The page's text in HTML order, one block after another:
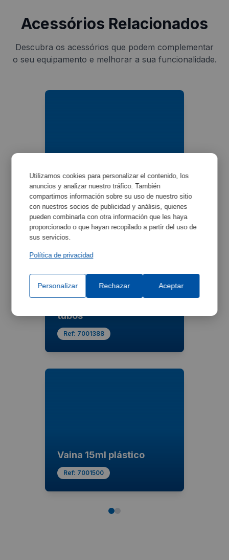
Acessórios Relacionados
Descubra os acessórios que podem complementar
o seu equipamento e melhorar a sua funcionalidade.
Colgador para dos tubos
Ref:7000017
tubos
Ref: 7001388
Vaina 15ml plástico
Ref: 7001500
Utilizamos cookies para personalizar el contenido, los
anuncios y analizar nuestro tráfico. También
compartimos información sobre su uso de nuestro sitio
con nuestros socios de publicidad y análisis, quienes
pueden combinarla con otra información que les haya
proporcionado o que hayan recopilado a partir del uso de
sus servicios.
Política de privacidad
Personalizar Rechazar Aceptar